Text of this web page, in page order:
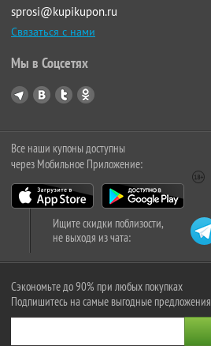
sprosi@kupikupon.ru
Связаться с нами
Мы в Соцсетях
Все наши купоны доступны
через Мобильное Приложение:
Ищите скидки поблизости,
не выходя из чата:
Сэкономьте до 90% при любых покупках
Подпишитесь на самые выгодные предложения